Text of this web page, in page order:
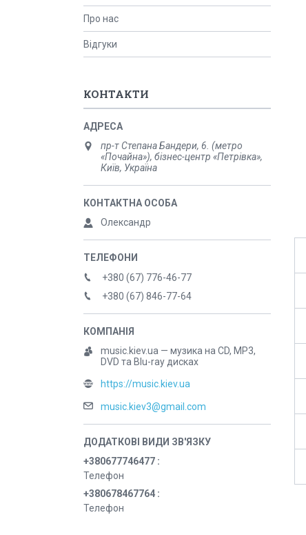
Про нас
Відгуки
КОНТАКТИ
пр-т Степана Бандери, 6. (метро
«Почайна»), бізнес-центр «Петрівка»,
Київ, Україна
Олександр
+380 (67) 776-46-77
+380 (67) 846-77-64
music.kiev.ua — музика на CD, MP3,
DVD та Blu-ray дисках
https://music.kiev.ua
music.kiev3@gmail.com
+380677746477
Телефон
+380678467764
Телефон